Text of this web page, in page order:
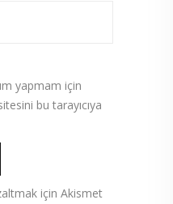
yapmam için
bu tarayıcıya
için Akismet